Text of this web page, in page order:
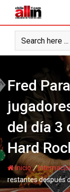
content
Fred
del día 3
Hard
Inicio/
restantes después